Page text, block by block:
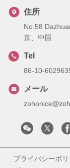
住所
No.58
京、中国
Tel
86-10-
メール
プライバシーポ